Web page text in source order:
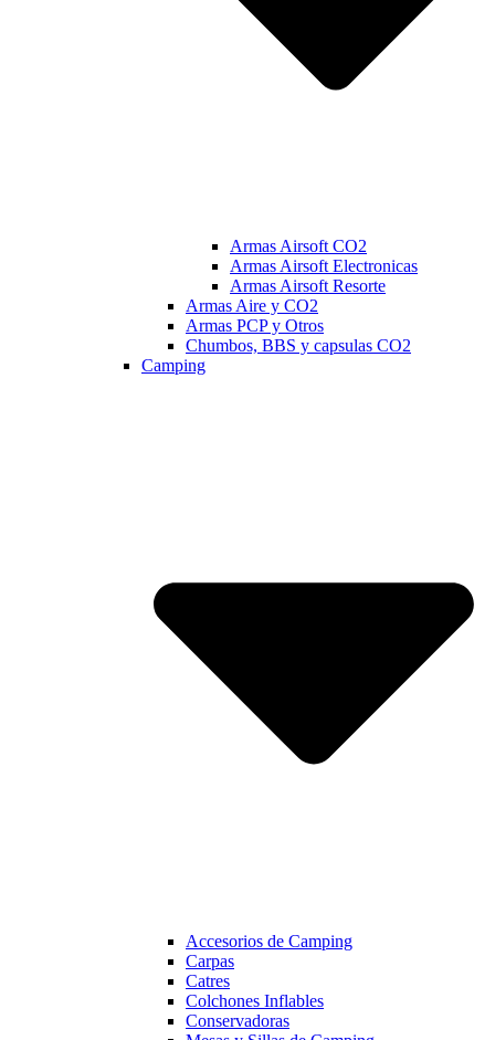
Armas Airsoft CO2
Armas Airsoft Electronicas
Armas Airsoft Resorte
Armas Aire y CO2
Armas PCP y Otros
Chumbos, BBS y capsulas CO2
Camping
Accesorios de Camping
Carpas
Catres
Colchones Inflables
Conservadoras